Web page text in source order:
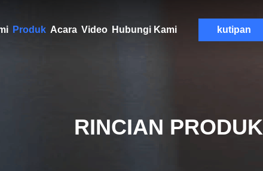
Produk Acara Video Hubungi Kami kutipan
RINCIAN PRODUK